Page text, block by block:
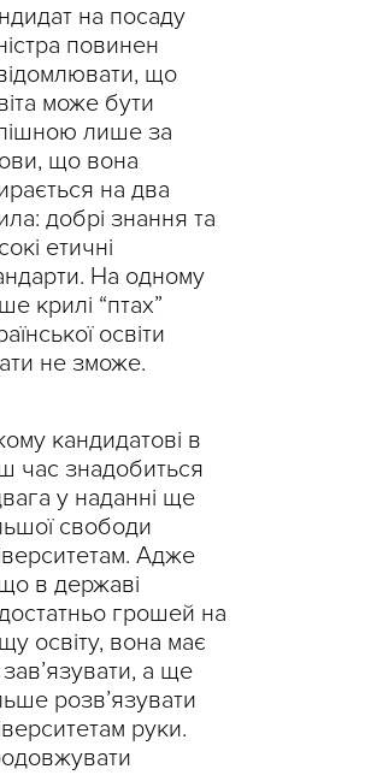
на посаду
повинен
що
може бути
лише за
що вона
на два
добрі знання та
етичні
На одному
крилі “птах”
освіти
не зможе.
кандидатові в
час знадобиться
у наданні ще
свободи
Адже
в державі
грошей на
освіту, вона має
а ще
розв’язувати
руки.